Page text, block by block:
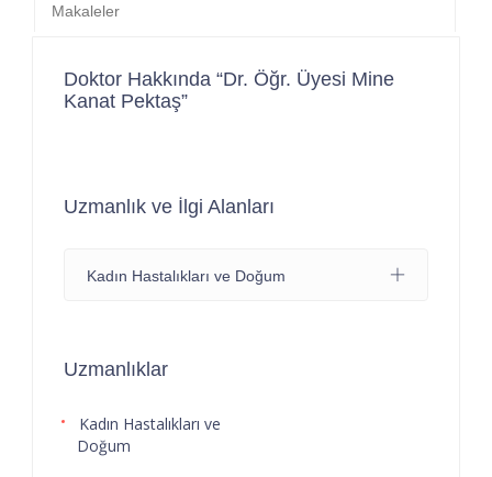
Makaleler
Doktor Hakkında “Dr. Öğr. Üyesi Mine
Kanat Pektaş”
Uzmanlık ve İlgi Alanları
Kadın Hastalıkları ve Doğum
Uzmanlıklar
Kadın Hastalıkları ve
Doğum